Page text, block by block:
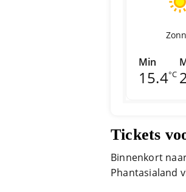
Min
15.4°C
Tickets
Binnenkort
Phantasialand